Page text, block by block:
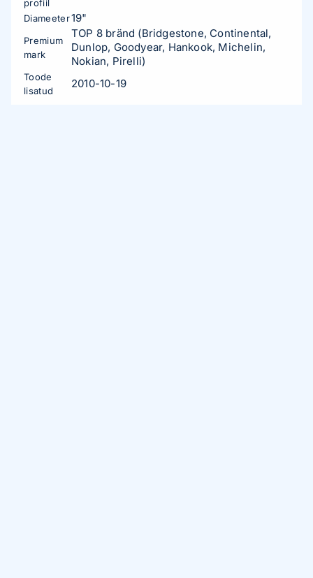
profiil
Diameeter19"
Premium
mark
TOP 8 bränd (Bridgestone, Continental,
Dunlop, Goodyear, Hankook, Michelin,
Nokian, Pirelli)
Toode
lisatud
2010-10-19